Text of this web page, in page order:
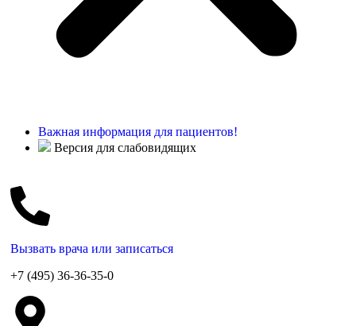
Важная информация для пациентов!
Версия для слабовидящих
Вызвать врача или записаться
+7 (495) 36-36-35-0